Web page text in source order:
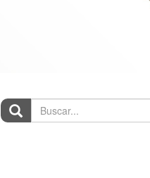
Buscar...